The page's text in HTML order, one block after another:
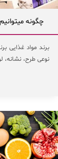
چگونه
برند مواد غذایی
نوعی طرح، نشانه،